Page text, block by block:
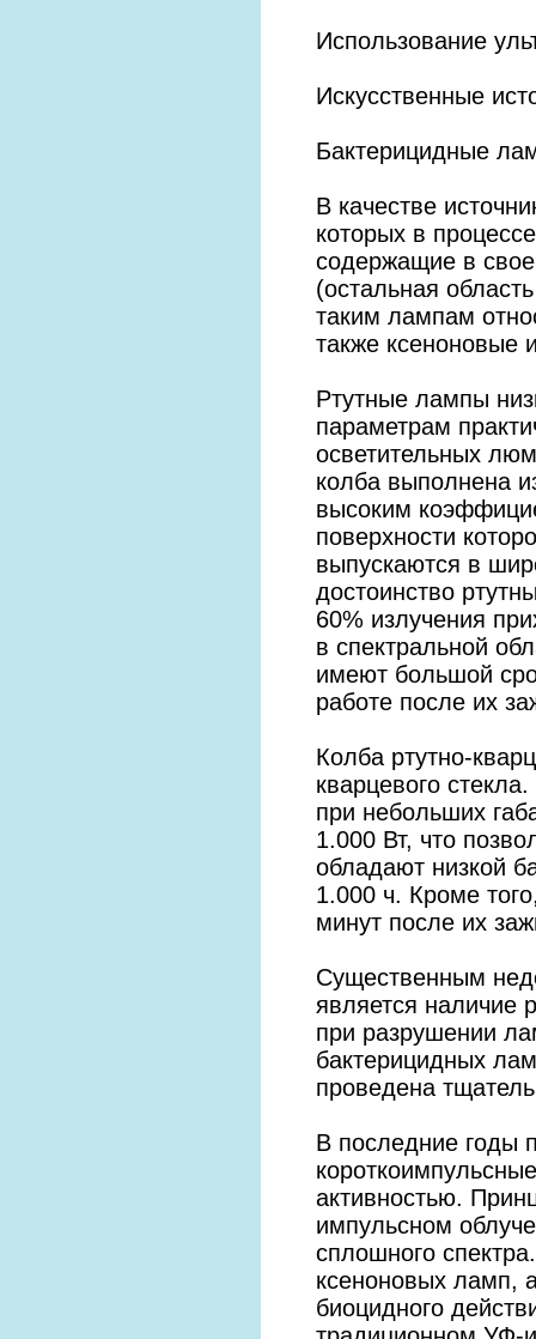
Использование
Искусственные
Бактерицидные
В качестве
которых в
содержащие в
(остальная
таким лампам
также ксеноновые
Ртутные лампы
параметрам
осветительных
колба выполнена
высоким
поверхности
выпускаются в
достоинство
60% излучения
в спектральной
имеют большой
работе после их
Колба ртутно-
кварцевого
при небольших
1.000 Вт, что
обладают низкой
1.000 ч. Кроме
минут после их
Существенным
является наличие
при разрушении
бактерицидных
проведена
В последние годы
активностью.
импульсном
сплошного
ксеноновых ламп,
биоцидного